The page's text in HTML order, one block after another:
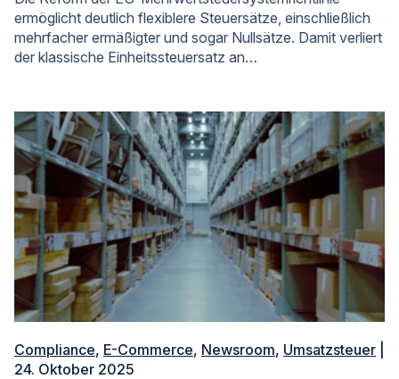
ermöglicht deutlich flexiblere Steuersätze, einschließlich
mehrfacher ermäßigter und sogar Nullsätze. Damit verliert
der klassische Einheitssteuersatz an…
Compliance, E-Commerce, Newsroom, Umsatzsteuer
24. Oktober 2025